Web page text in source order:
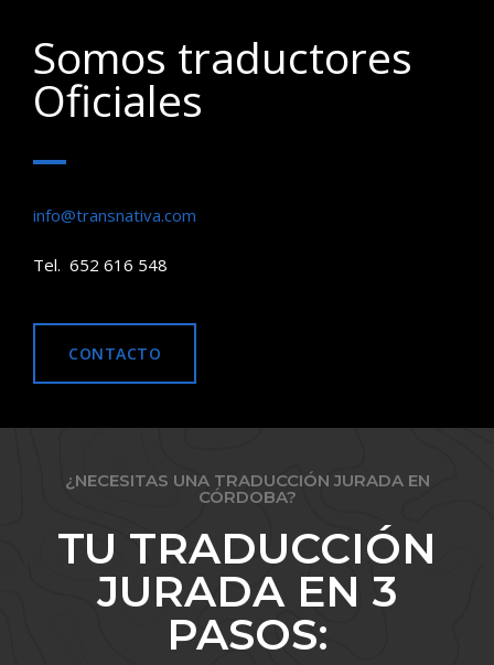
Somos traductores
Oficiales
info@transnativa.com
Tel. 652 616 548
CONTACTO
¿NECESITAS UNA TRADUCCIÓN JURADA EN
CÓRDOBA?
TU TRADUCCIÓN
JURADA EN 3
PASOS: